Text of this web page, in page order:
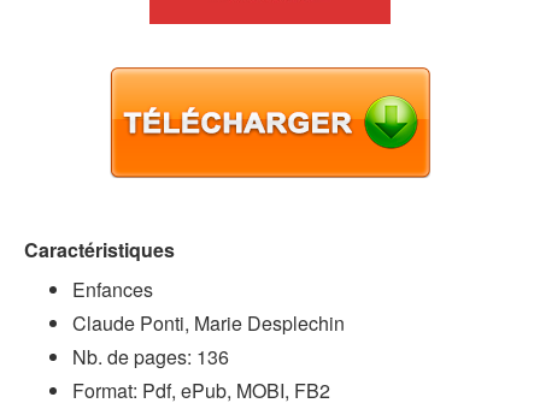
Caractéristiques
Enfances
Claude Ponti, Marie Desplechin
Nb. de pages: 136
Format: Pdf, ePub, MOBI, FB2